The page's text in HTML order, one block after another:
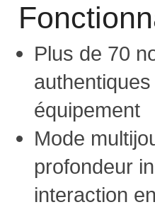
Plus de 70
équipement
Mode
profondeur
interaction